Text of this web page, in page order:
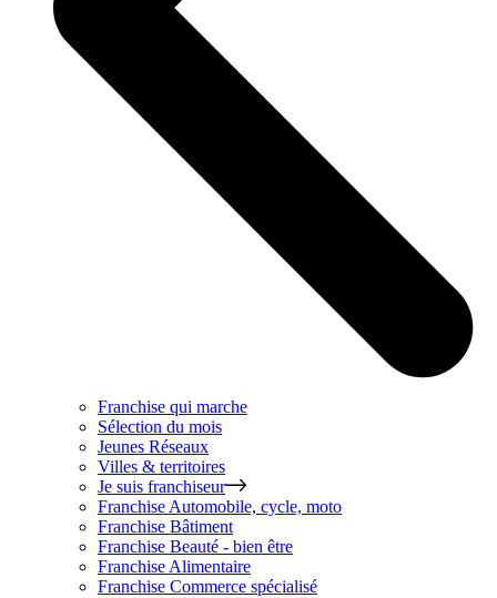
Franchise qui marche
Sélection du mois
Jeunes Réseaux
Villes & territoires
Je suis franchiseur
Franchise Automobile, cycle, moto
Franchise Bâtiment
Franchise Beauté - bien être
Franchise Alimentaire
Franchise Commerce spécialisé